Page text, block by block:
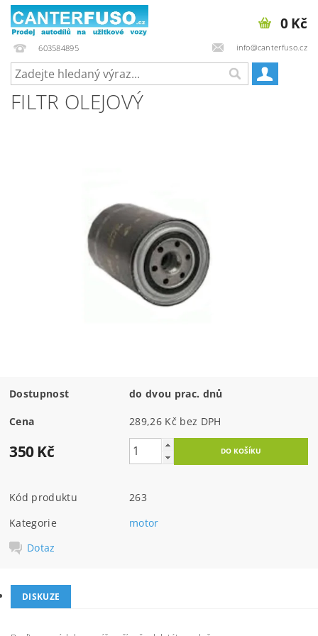
603584895 info@canterfuso.cz
0 Kč
FILTR OLEJOVÝ
Dostupnost do dvou prac. dnů
Cena 289,26 Kč bez DPH
350 Kč
Kód produktu
263
Kategorie
motor
Dotaz
DISKUZE